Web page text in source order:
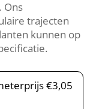
Ons
trajecten
kunnen op
€3,05